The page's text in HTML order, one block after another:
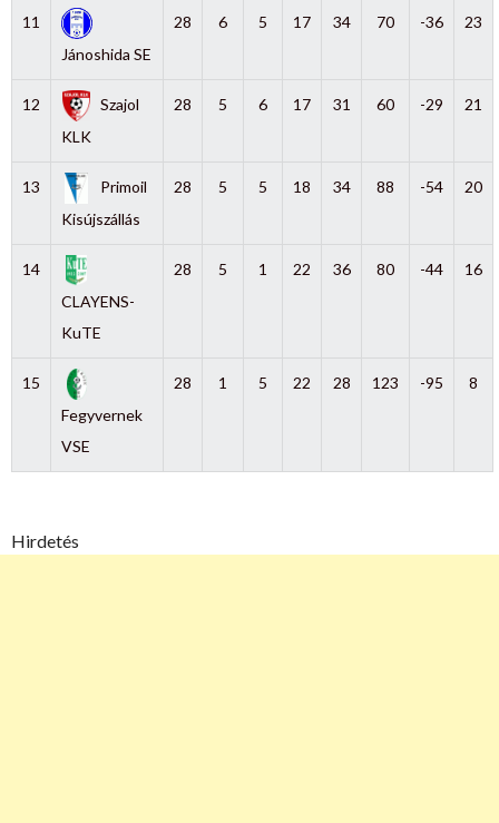
11
Jánoshida SE
28 6 5 17 34 70 -36 23
12
Szajol
KLK
28 5 6 17 31 60 -29 21
13
Primoil
Kisújszállás
28 5 5 18 34 88 -54 20
14
CLAYENS-
KuTE
28 5 1 22 36 80 -44 16
15
Fegyvernek
VSE
28 1 5 22 28 123 -95 8
Hirdetés